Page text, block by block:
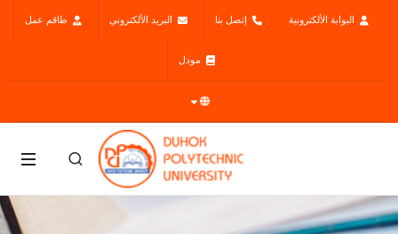
البوابة الألكترونية إتصل بنا البريد الألكتروني طاقم عمل
مودل